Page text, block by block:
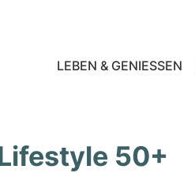
LEBEN & GENIESSEN
50+